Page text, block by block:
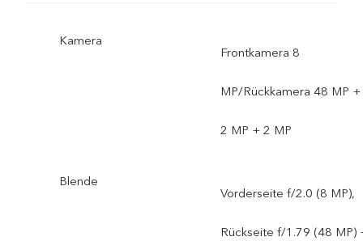
Kamera
Frontkamera 8
MP/Rückkamera 48 MP +
2 MP + 2 MP
Blende
Vorderseite f/2.0 (8 MP),
Rückseite f/1.79 (48 MP)